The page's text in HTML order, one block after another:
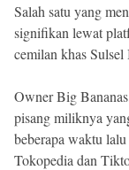
Salah satu yang
signifikan lewat
cemilan khas Sulsel
Owner Big
pisang miliknya
beberapa waktu
Tokopedia dan